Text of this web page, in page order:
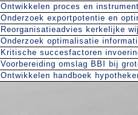
Ontwikkelen proces en
Onderzoek exportpotentie en
Reorganisatieadvies kerkelijke
Onderzoek optimalisatie
Kritische succesfactoren
Voorbereiding omslag BBI bij
Ontwikkelen handboek